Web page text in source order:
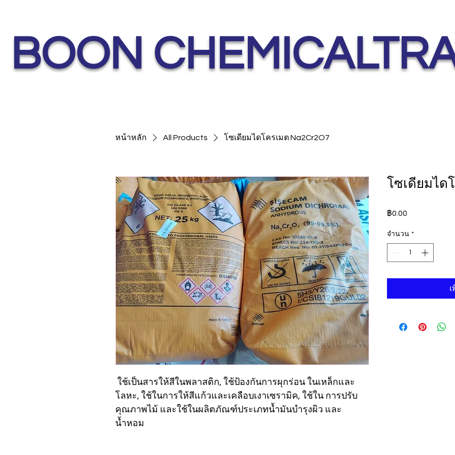
BOON
หน้าหลัก All Products โซเดียมไดโครเมต Na2Cr2O7
ใช้เป็นสารให้สีในพลาสติก, ใช้ป้องกันการผุกร่อน ในเหล็กและ
โลหะ, ใช้ในการให้สีแก้วและเคลือบเงาเซรามิค, ใช้ใน การปรับ
คุณภาพไม้ และใช้ในผลิตภัณฑ์ประเภทน้ำมันบำรุงผิว และ
น้ำหอม
โซเดียมได
฿0.00
จำนวน *